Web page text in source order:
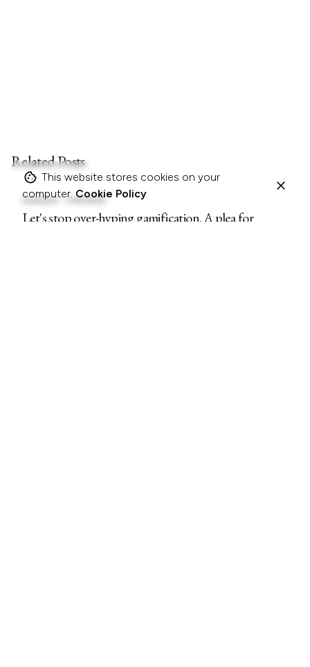
Related Posts
22/04/2011 5 MIN READ
Let's stop over-hyping gamification. A plea for
This website stores cookies on your
computer.Cookie Policy